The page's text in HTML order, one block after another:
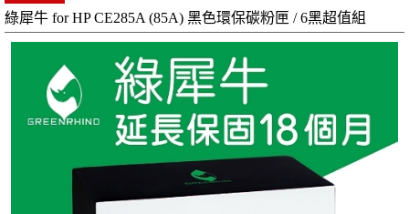
綠犀牛 for HP CE285A (85A) 黑色環保碳粉匣 / 6黑超值組